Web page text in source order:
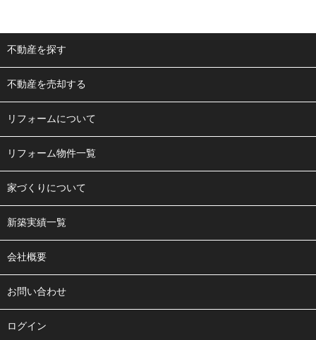
不動産を探す
不動産を売却する
リフォームについて
リフォーム物件一覧
家づくりについて
新築実績一覧
会社概要
お問い合わせ
ログイン